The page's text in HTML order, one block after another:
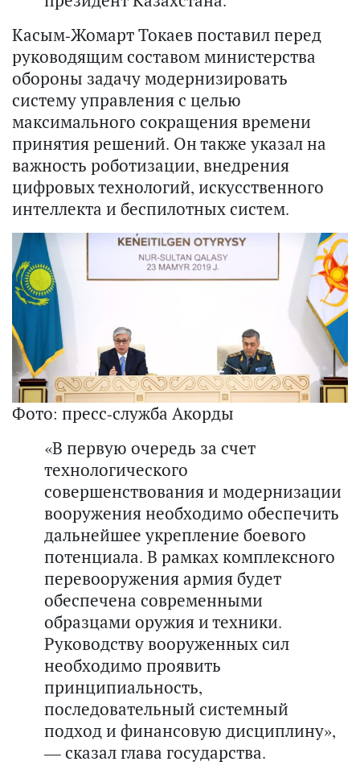
Касым-Жомарт Токаев поставил перед
руководящим составом министерства
обороны задачу модернизировать
систему управления с целью
максимального сокращения времени
принятия решений. Он также указал на
важность роботизации, внедрения
цифровых технологий, искусственного
интеллекта и беспилотных систем.
Фото: пресс-служба Акорды
«В первую очередь за счет
технологического
совершенствования и модернизации
вооружения необходимо обеспечить
дальнейшее укрепление боевого
потенциала. В рамках комплексного
перевооружения армия будет
обеспечена современными
образцами оружия и техники.
Руководству вооруженных сил
необходимо проявить
принципиальность,
последовательный системный
подход и финансовую дисциплину»,
— сказал глава государства.